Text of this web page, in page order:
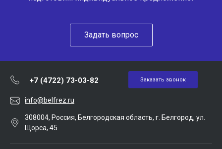
Задать вопрос
+7 (4722) 73-03-82 Заказать звонок
info@belfrez.ru
308004, Россия, Белгородская область, г. Белгород, ул.
Щорса, 45